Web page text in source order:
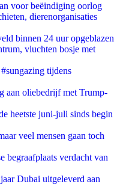
voor beëindiging oorlog
dierenorganisaties
binnen 24 uur opgeblazen
vluchten bosje met
tijdens
aan oliebedrijf met Trump-
heetste juni-juli sinds begin
veel mensen gaan toch
begraafplaats verdacht van
Dubai uitgeleverd aan